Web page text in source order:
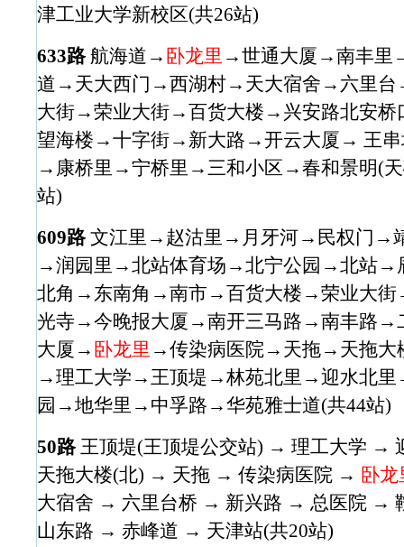
津工业大学新校区(共26站)
633路航海道→ 卧龙里 →世通大厦→南丰里
道→天大西门→西湖村→天大宿舍→六里
大街→荣业大街→百货大楼→兴安路北安
望海楼→十字街→新大路→开云大厦→ 王
→康桥里→宁桥里→三和小区→春和景明(
站)
609路文江里→赵沽里→月牙河→民权门→
→润园里→北站体育场→北宁公园→北站
北角→东南角→南市→百货大楼→荣业大
光寺→今晚报大厦→南开三马路→南丰路→
大厦→ 卧龙里 →传染病医院→天拖→天拖大
→理工大学→王顶堤→林苑北里→迎水北
园→地华里→中孚路→华苑雅士道(共44站)
50路王顶堤(王顶堤公交站) → 理工大学 →
天拖大楼(北) → 天拖 → 传染病医院 → 卧龙
大宿舍 → 六里台桥 → 新兴路 → 总医院 →
山东路 → 赤峰道 → 天津站(共20站)